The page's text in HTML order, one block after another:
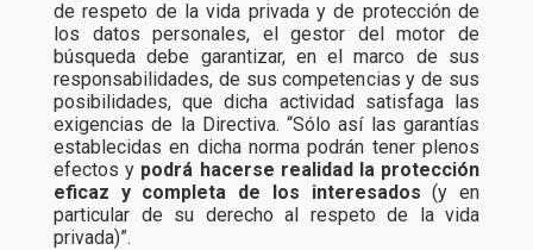
de respeto de la vida privada y de protección de
los datos personales, el gestor del motor de
búsqueda debe garantizar, en el marco de sus
responsabilidades, de sus competencias y de sus
posibilidades, que dicha actividad satisfaga las
exigencias de la Directiva. “Sólo así las garantías
establecidas en dicha norma podrán tener plenos
efectos y podrá hacerse realidad la protección
eficaz y completa de los interesados (y en
particular de su derecho al respeto de la vida
privada)”.